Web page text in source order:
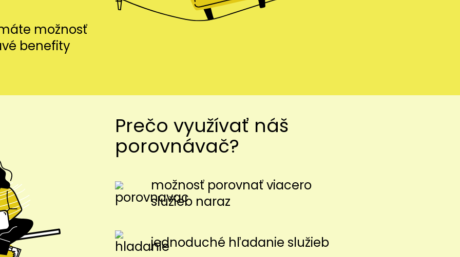
možnosť
benefity
Prečo využívať náš
porovnávač?
možnosť porovnať viacero
služieb naraz
jednoduché hľadanie služieb